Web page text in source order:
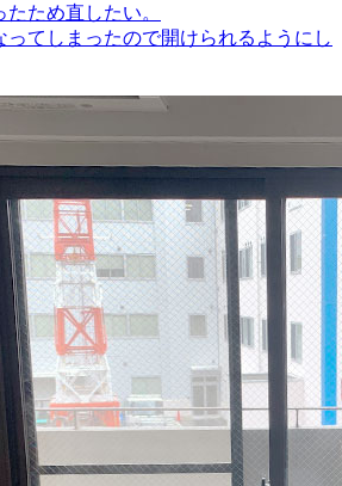
ため直したい。
ってしまったので開けられるようにし